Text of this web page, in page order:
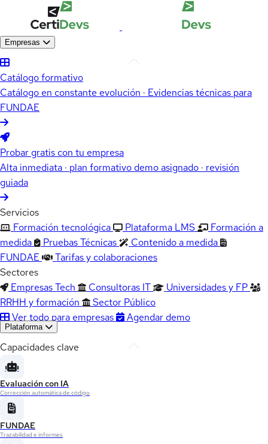
Empresas
Catálogo formativo
Catálogo en constante evolución · Evidencias técnicas para
FUNDAE
Probar gratis con tu empresa
Alta inmediata · plan formativo demo asignado · revisión
guiada
Servicios
Formación tecnológica
Plataforma LMS
Formación a
medida
Pruebas Técnicas
Contenido a medida
FUNDAE
Tarifas y colaboraciones
Sectores
Empresas Tech
Consultoras IT
Universidades y FP
RRHH y formación
Sector Público
Ver todo para empresas
Agendar demo
Plataforma
Capacidades clave
Evaluación con IA
Corrección automática de código
FUNDAE
Trazabilidad e informes